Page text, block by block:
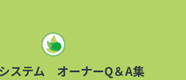
ステム オーナーQ＆A集